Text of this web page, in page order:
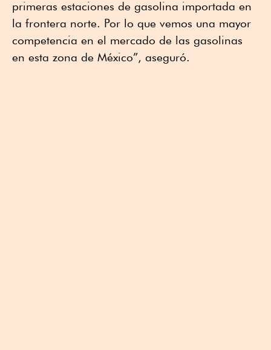
primeras estaciones de gasolina importada en
la frontera norte. Por lo que vemos una mayor
competencia en el mercado de las gasolinas
en esta zona de México”, aseguró.